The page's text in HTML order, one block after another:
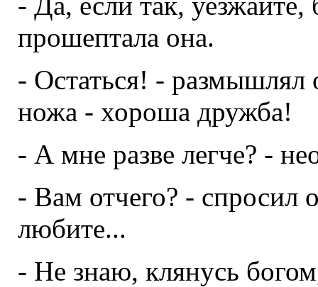
прошептала она.
- Остаться! - размышлял
ножа - хороша дружба!
- А мне разве легче? -
- Вам отчего? -
любите...
- Не знаю, клянусь